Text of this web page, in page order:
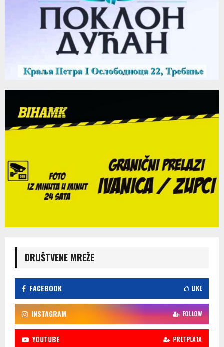
DRUŠTVENE MREŽE
FACEBOOK LIKE
INSTAGRAM FOLLOW
YOUTUBE PRETPLATA